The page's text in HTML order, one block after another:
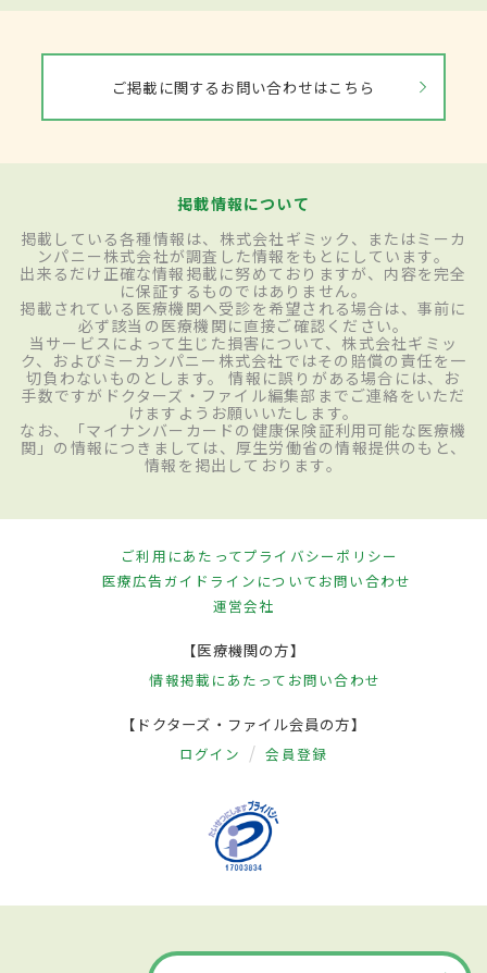
ご掲載に関するお問い合わせはこちら
掲載情報について
掲載している各種情報は、株式会社ギミック、またはミーカ
ンパニー株式会社が調査した情報をもとにしています。
出来るだけ正確な情報掲載に努めておりますが、内容を完全
に保証するものではありません。
掲載されている医療機関へ受診を希望される場合は、事前に
必ず該当の医療機関に直接ご確認ください。
当サービスによって生じた損害について、株式会社ギミッ
ク、およびミーカンパニー株式会社ではその賠償の責任を一
切負わないものとします。 情報に誤りがある場合には、お
手数ですがドクターズ・ファイル編集部までご連絡をいただ
けますようお願いいたします。
なお、「マイナンバーカードの健康保険証利用可能な医療機
関」の情報につきましては、厚生労働省の情報提供のもと、
情報を掲出しております。
ご利用にあたってプライバシーポリシー
医療広告ガイドラインについてお問い合わせ
運営会社
【医療機関の方】
情報掲載にあたって お問い合わせ
【ドクターズ・ファイル会員の方】
ログイン 会員登録